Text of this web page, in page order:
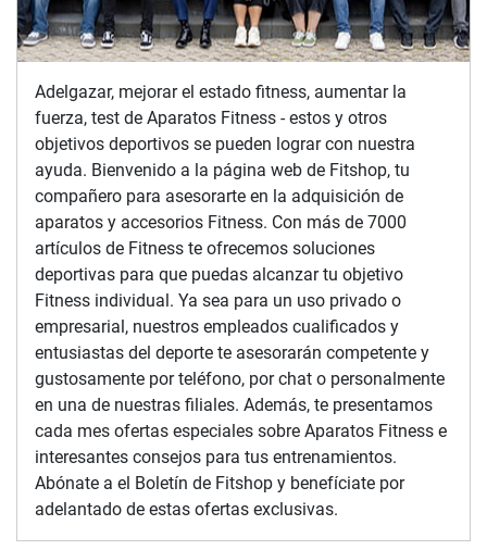
Adelgazar, mejorar el estado fitness, aumentar la
fuerza, test de Aparatos Fitness - estos y otros
objetivos deportivos se pueden lograr con nuestra
ayuda. Bienvenido a la página web de Fitshop, tu
compañero para asesorarte en la adquisición de
aparatos y accesorios Fitness. Con más de 7000
artículos de Fitness te ofrecemos soluciones
deportivas para que puedas alcanzar tu objetivo
Fitness individual. Ya sea para un uso privado o
empresarial, nuestros empleados cualificados y
entusiastas del deporte te asesorarán competente y
gustosamente por teléfono, por chat o personalmente
en una de nuestras filiales. Además, te presentamos
cada mes ofertas especiales sobre Aparatos Fitness e
interesantes consejos para tus entrenamientos.
Abónate a el Boletín de Fitshop y benefíciate por
adelantado de estas ofertas exclusivas.